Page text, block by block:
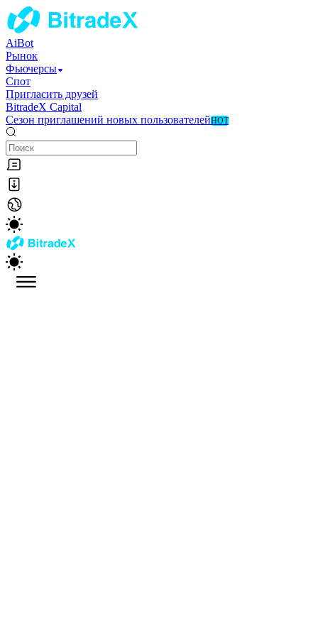
AiBot
Рынок
Фьючерсы
Спот
Пригласить друзей
BitradeX Capital
Сезон приглашений новых пользователейHOT